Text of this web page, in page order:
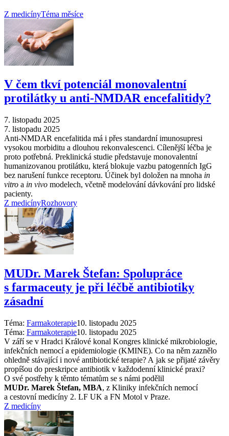
Z medicínyTéma měsíce
V čem tkví potenciál monovalentní
protilátky u anti-NMDAR encefalitidy?
7. listopadu 2025
7. listopadu 2025
Anti-NMDAR encefalitida má i přes standardní imunosupresi
vysokou morbiditu a dlouhou rekonvalescenci. Cílenější léčba je
proto potřebná. Preklinická studie představuje monovalentní
humanizovanou protilátku, která blokuje vazbu patogenních IgG
bez narušení funkce receptoru. Účinek byl doložen na mnoha in
vitro a in vivo modelech, včetně modelování dávkování pro lidské
pacienty.
Z medicínyRozhovory
MUDr. Marek Štefan: Spolupráce
s farmaceuty je při léčbě antibiotiky
zásadní
Téma: Farmakoterapie10. listopadu 2025
Téma: Farmakoterapie10. listopadu 2025
V září se v Hradci Králové konal Kongres klinické mikrobiologie,
infekčních nemocí a epidemiologie (KMINE). Co na něm zaznělo
ohledně stávající i nové antibiotické terapie? A jak se přijaté závěry
propíšou do preskripce antibiotik v každodenní klinické praxi?
O své postřehy k těmto tématům se s námi podělil
MUDr. Marek Štefan, MBA, z Kliniky infekčních nemocí
a cestovní medicíny 2. LF UK a FN Motol v Praze.
Z medicíny